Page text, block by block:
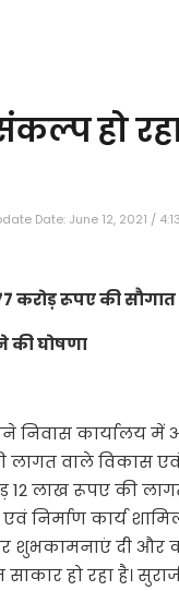
हो
Date: June 12, 2021 /
करोड़ रूपए की सौगात
की घोषणा
निवास कार्यालय में
वाले विकास एवं
लाख रूपए की
निर्माण कार्य
शुभकामनाएं दी और
हो रहा है।